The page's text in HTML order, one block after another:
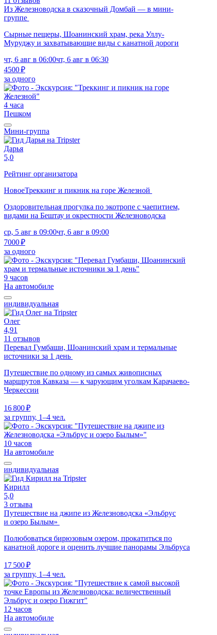
Из Железноводска в сказочный Домбай — в мини-
группе
Сырные пещеры, Шоанинский храм, река Уллу-
Муруджу и захватывающие виды с канатной дороги
чт, 6 авг в 06:00чт, 6 авг в 06:30
4500 ₽
за одного
4 часа
Пешком
Мини-группа
Дарья
5,0
Рейтинг организатора
НовоеТреккинг и пикник на горе Железной
Оздоровительная прогулка по экотропе с чаепитием,
видами на Бештау и окрестности Железноводска
ср, 5 авг в 09:00чт, 6 авг в 09:00
7000 ₽
за одного
9 часов
На автомобиле
индивидуальная
Олег
4,91
11 отзывов
Перевал Гумбаши, Шоанинский храм и термальные
источники за 1 день
Путешествие по одному из самых живописных
маршрутов Кавказа — к чарующим уголкам Карачаево-
Черкессии
16 800 ₽
за группу, 1–4 чел.
10 часов
На автомобиле
индивидуальная
Кирилл
5,0
3 отзыва
Путешествие на джипе из Железноводска «Эльбрус
и озеро Былым»
Полюбоваться бирюзовым озером, прокатиться по
канатной дороге и оценить лучшие панорамы Эльбруса
17 500 ₽
за группу, 1–4 чел.
12 часов
На автомобиле